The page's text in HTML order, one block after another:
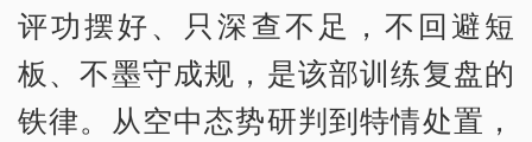
评功摆好、只深查不足，不回避短
板、不墨守成规，是该部训练复盘的
铁律。从空中态势研判到特情处置，